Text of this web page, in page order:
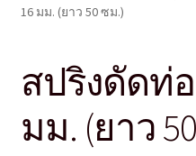
วิธีการสั่งซื้อ
แจ้งชำระเงิน
ติดต่อเรา
16 มม. (ยาว 50 ซม.)
สปริงดัดท่
มม. (ยาว